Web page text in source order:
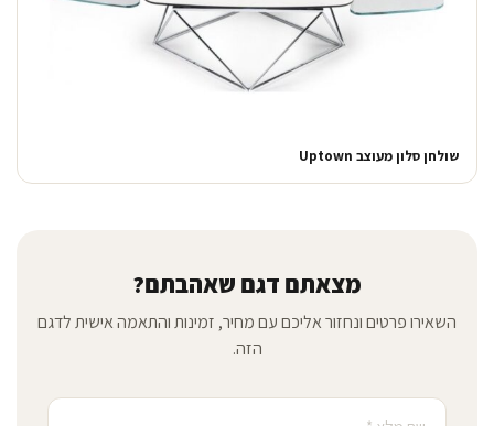
שולחן סלון מעוצב Uptown
מצאתם דגם שאהבתם?
השאירו פרטים ונחזור אליכם עם מחיר, זמינות והתאמה אישית לדגם
הזה.